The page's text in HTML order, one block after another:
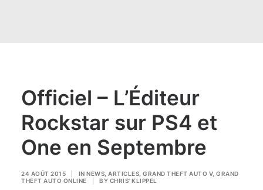
Officiel – L’Éditeur
Rockstar sur PS4 et
One en Septembre
24 AOÛT 2015 IN NEWS ARTICLES GRAND THEFT AUTO V, GRAND
THEFT AUTO ONLINE
BY CHRIS' KLIPPEL